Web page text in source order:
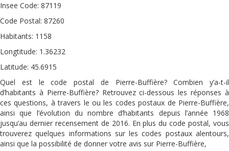
Insee Code: 87119
Code Postal: 87260
Habitants: 1158
Longtitude: 1.36232
Latitude: 45.6915
Quel est le code postal de Pierre-Buffière? Combien y’a-t-il
d’habitants à Pierre-Buffière? Retrouvez ci-dessous les réponses à
ces questions, à travers le ou les codes postaux de Pierre-Buffière,
ainsi que l’évolution du nombre d’habitants depuis l’année 1968
jusqu’au dernier recensement de 2016. En plus du code postal, vous
trouverez quelques informations sur les codes postaux alentours,
ainsi que la possibilité de donner votre avis sur Pierre-Buffière,